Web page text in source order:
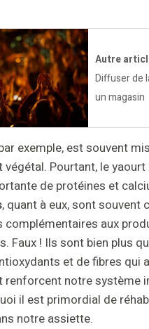
Autre
Diffuser de
un magasin
exemple, est souvent
végétal. Pourtant, le
de protéines et
, quant à eux, sont souvent
complémentaires aux
Faux ! Ils sont bien plus
et de fibres qui
renforcent notre système
il est primordial de
notre assiette.